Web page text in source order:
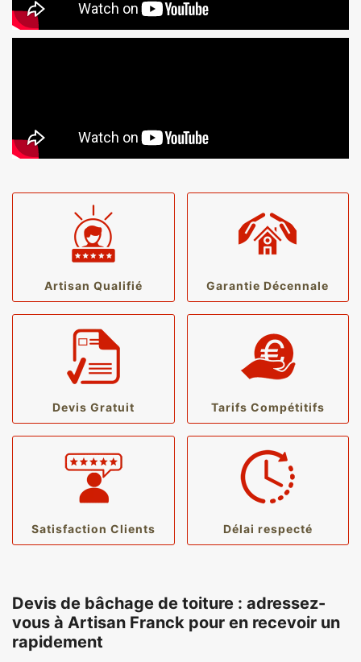
Artisan Qualifié Garantie Décennale
Devis Gratuit Tarifs Compétitifs
Satisfaction Clients Délai respecté
Devis de bâchage de toiture : adressez-
vous à Artisan Franck pour en recevoir un
rapidement